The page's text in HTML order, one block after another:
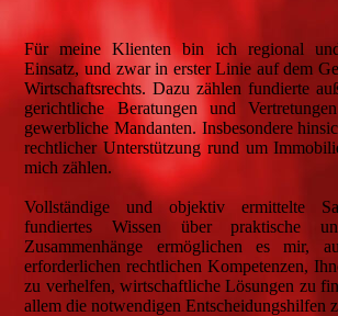
Für meine Klienten bin ich regional
Einsatz, und zwar in erster Linie auf dem
Wirtschaftsrechts. Dazu zählen fundierte
gerichtliche Beratungen und
gewerbliche Mandanten. Insbesondere
rechtlicher Unterstützung rund um
mich zählen.
Vollständige und objektiv ermittelte
fundiertes Wissen über praktische
Zusammenhänge ermöglichen es mir,
erforderlichen rechtlichen Kompetenzen,
zu verhelfen, wirtschaftliche Lösungen zu
allem die notwendigen Entscheidungshilfen